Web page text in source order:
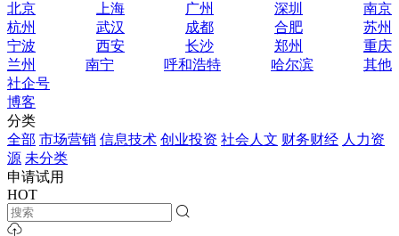
北京
上海 广州 深圳
南京
杭州
武汉 成都 合肥
苏州
宁波
西安 长沙 郑州
重庆
兰州
南宁 呼和浩特 哈尔滨
其他
社企号
博客
分类
全部 市场营销 信息技术 创业投资 社会人文 财务财经 人力资
源 未分类
申请试用
HOT